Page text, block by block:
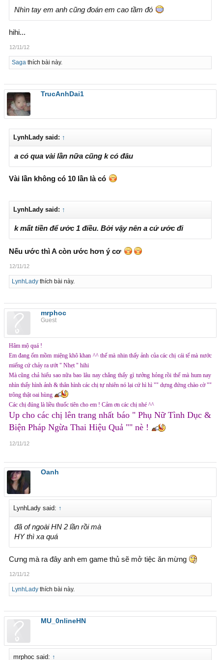
Nhìn tay em anh cũng đoán em cao tầm đó
hihi...
12/11/12
Sagathích bài này.
TrucAnhDai1
LynhLady said: ↑
a có qua vài lần nữa cũng k có đâu
Vài lần không có 10 lần là có
LynhLady said: ↑
k mất tiền để ước 1 điều. Bởi vậy nên a cứ ước đi
Nếu ước thì A còn ước hơn ý cơ
12/11/12
LynhLadythích bài này.
mrphoc
Guest
Hâm mộ quá !
Em đang ốm mồm miệng khô khan ^^ thế mà nhin thấy ảnh của các chị cái tế mà nước
miếng cứ chảy ra ướt " Nhẹt " hihi
Mà cũng chả hiểu sao nữa bao lâu nay chẳng thấy gì tưởng hỏng rồi thế mà hum nay
nhìn thấy hình ảnh & thân hình các chị tự nhiên nó lại cứ hì hì "" dựng đứng chào cờ ""
trông thật oai hùng
Các chị đúng là liều thuốc tiên cho em ! Cảm ơn các chị nhé ^^
Up cho các chị lên trang nhất báo " Phụ Nữ Tình Dục &
Biện Pháp Ngừa Thai Hiệu Quả "" nè !
12/11/12
Oanh
LynhLady said: ↑
đã of ngoài HN 2 lần rồi mà
HY thì xa quá
Cưng mà ra đây anh em game thủ sẽ mở tiệc ăn mừng
12/11/12
LynhLadythích bài này.
MU_0nlineHN
mrphoc said: ↑